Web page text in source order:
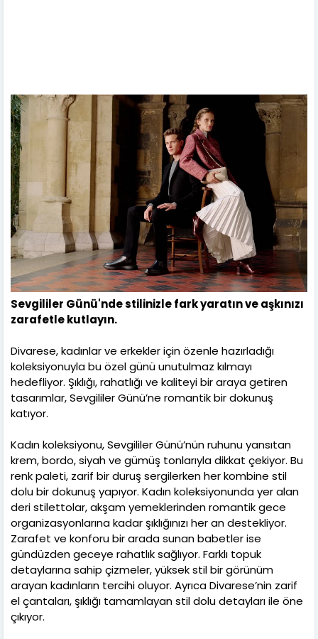
Sevgililer Günü'nde stilinizle fark yaratın ve aşkınızı
zarafetle kutlayın.
Divarese, kadınlar ve erkekler için özenle hazırladığı
koleksiyonuyla bu özel günü unutulmaz kılmayı
hedefliyor. Şıklığı, rahatlığı ve kaliteyi bir araya getiren
tasarımlar, Sevgililer Günü’ne romantik bir dokunuş
katıyor.
Kadın koleksiyonu, Sevgililer Günü’nün ruhunu yansıtan
krem, bordo, siyah ve gümüş tonlarıyla dikkat çekiyor. Bu
renk paleti, zarif bir duruş sergilerken her kombine stil
dolu bir dokunuş yapıyor. Kadın koleksiyonunda yer alan
deri stilettolar, akşam yemeklerinden romantik gece
organizasyonlarına kadar şıklığınızı her an destekliyor.
Zarafet ve konforu bir arada sunan babetler ise
gündüzden geceye rahatlık sağlıyor. Farklı topuk
detaylarına sahip çizmeler, yüksek stil bir görünüm
arayan kadınların tercihi oluyor. Ayrıca Divarese’nin zarif
el çantaları, şıklığı tamamlayan stil dolu detayları ile öne
çıkıyor.